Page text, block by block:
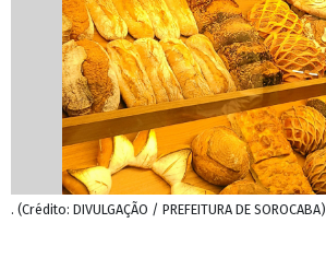
. (Crédito: DIVULGAÇÃO / PREFEITURA DE SOROCABA)